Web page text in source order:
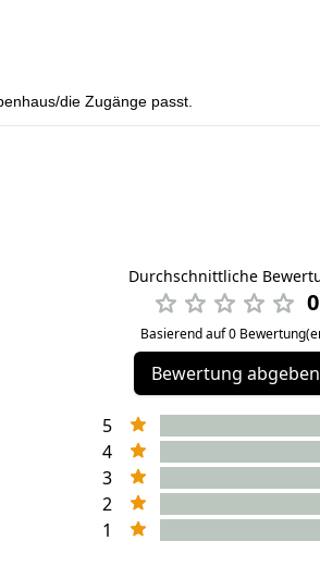
die Zugänge passt.
Durchschnittliche
0
Basierend auf 0
Bewertung abgeben
5
4
3
2
1